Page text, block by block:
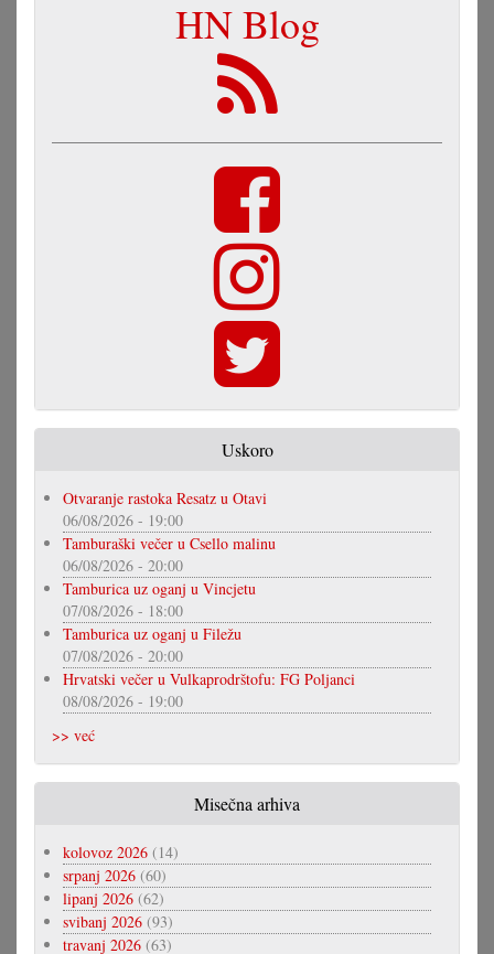
HN Blog
Uskoro
Otvaranje rastoka Resatz u Otavi
06/08/2026 - 19:00
Tamburaški večer u Csello malinu
06/08/2026 - 20:00
Tamburica uz oganj u Vincjetu
07/08/2026 - 18:00
Tamburica uz oganj u Filežu
07/08/2026 - 20:00
Hrvatski večer u Vulkaprodrštofu: FG Poljanci
08/08/2026 - 19:00
>> već
Misečna arhiva
kolovoz 2026 (14)
srpanj 2026 (60)
lipanj 2026 (62)
svibanj 2026 (93)
travanj 2026 (63)